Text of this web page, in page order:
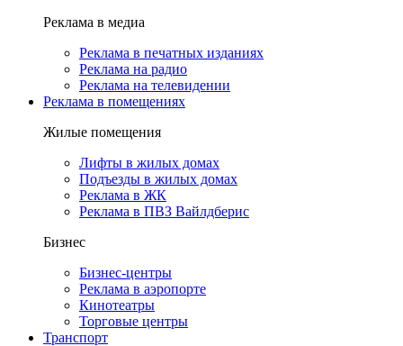
Реклама в медиа
Реклама в печатных изданиях
Реклама на радио
Реклама на телевидении
Реклама в помещениях
Жилые помещения
Лифты в жилых домах
Подъезды в жилых домах
Реклама в ЖК
Реклама в ПВЗ Вайлдберис
Бизнес
Бизнес-центры
Реклама в аэропорте
Кинотеатры
Торговые центры
Транспорт